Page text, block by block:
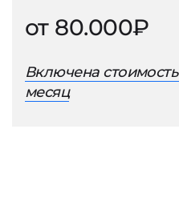
от 80.000₽
Включена
месяц